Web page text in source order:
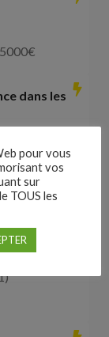
€
dans les
pour vous
vos
sur
TOUS les